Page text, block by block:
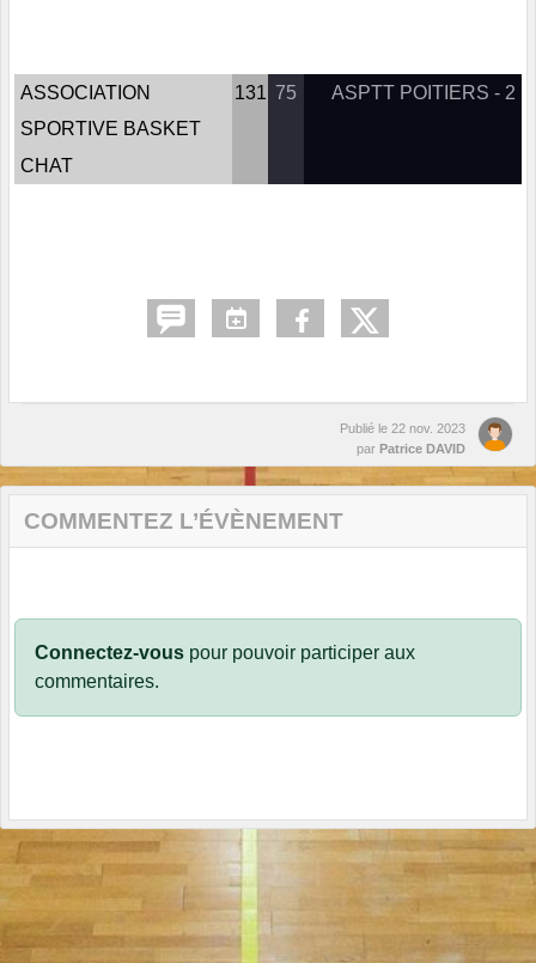
ASSOCIATION
SPORTIVE BASKET
CHAT
131 75 ASPTT POITIERS - 2
Publié le 22 nov. 2023
par Patrice DAVID
COMMENTEZ L’ÉVÈNEMENT
Connectez-vous pour pouvoir participer aux
commentaires.